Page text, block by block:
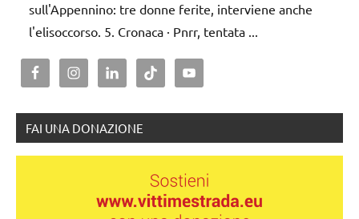
sull'Appennino: tre donne ferite, interviene anche
l'elisoccorso. 5. Cronaca · Pnrr, tentata ...
FAI UNA DONAZIONE